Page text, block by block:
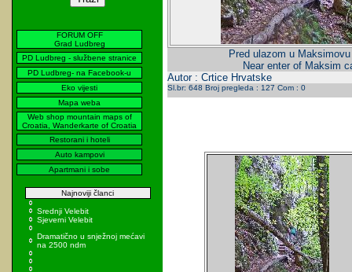
FORUM OFF
Grad Ludbreg
PD Ludbreg - službene stranice
PD Ludbreg- na Facebook-u
Eko vijesti
Mapa weba
Web shop mountain maps of
Croatia, Wanderkarte of Croatia
Restorani i hoteli
Auto kampovi
Apartmani i sobe
Najnoviji članci
Srednji Velebit
Sjeverni Velebit
Dramatično u snježnoj mećavi
na 2500 ndm
Pred ulazom u
Near enter of Maksim
Autor : Crtice Hrvatske
Sl.br: 648 Broj pregleda : 127 Com : 0